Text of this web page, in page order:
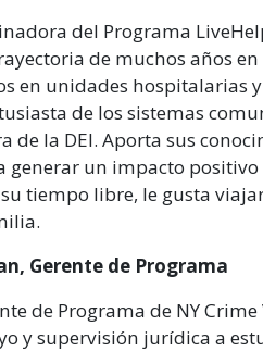
del Programa
de muchos años
en unidades hospitalarias y
de los sistemas
de la DEI. Aporta sus
generar un impacto positivo
tiempo libre, le gusta
Gerente de Programa
de Programa de NY
y supervisión jurídica a